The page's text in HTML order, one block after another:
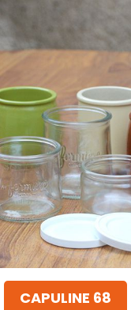
CAPULINE 68